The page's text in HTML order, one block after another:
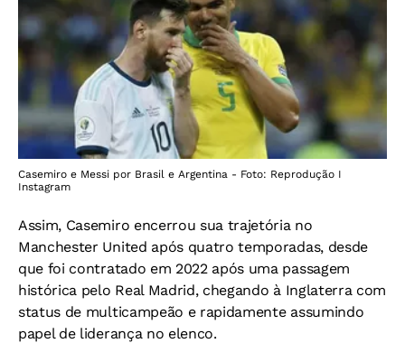
Casemiro e Messi por Brasil e Argentina - Foto: Reprodução I
Instagram
Assim, Casemiro encerrou sua trajetória no
Manchester United após quatro temporadas, desde
que foi contratado em 2022 após uma passagem
histórica pelo Real Madrid, chegando à Inglaterra com
status de multicampeão e rapidamente assumindo
papel de liderança no elenco.